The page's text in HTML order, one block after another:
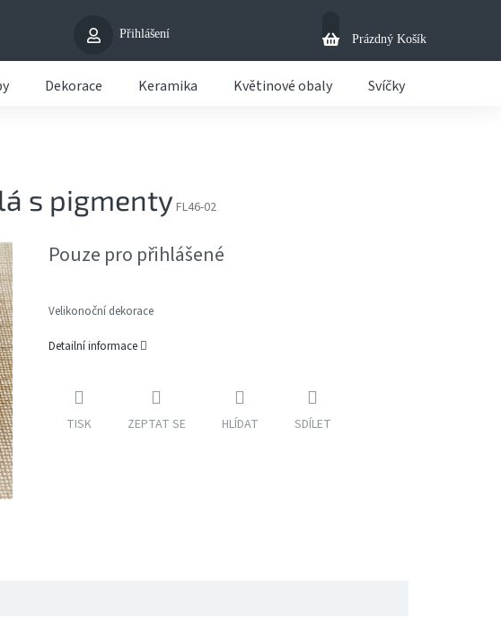
Přihlášení
Nákupní
Prázdný Košík
Dekorace Keramika Květinové obaly Svíčky
s pigmentyFL46-02
Pouze pro přihlášené
Velikonoční dekorace
Detailní informace
TISK ZEPTAT SE HLÍDAT SDÍLET